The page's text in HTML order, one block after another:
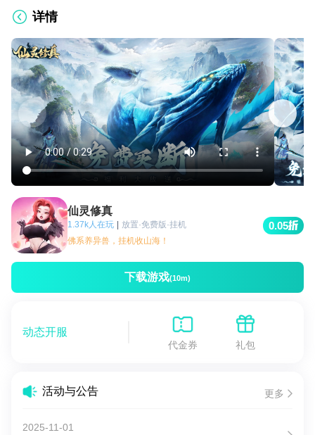
详情
仙灵修真
1.37k人在玩 | 放置·免费版·挂机
佛系养异兽，挂机收山海！
0.05
下载游戏(10m)
动态开服
代金券 礼包
活动与公告 更多
2025-11-01